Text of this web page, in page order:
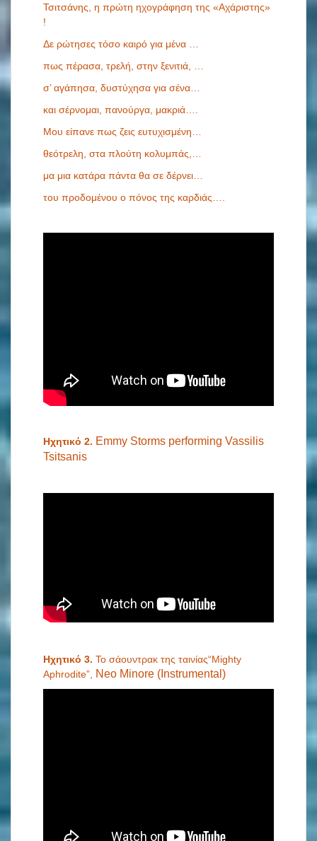
Τσιτσάνης, η πρώτη ηχογράφηση της «Αχάριστης»
!
Δε ρώτησες τόσο καιρό για μένα …
πως πέρασα, τρελή, στην ξενιτιά, …
σ’ αγάπησα, δυστύχησα για σένα…
και σέρνομαι, πανούργα, μακριά….
Μου είπανε πως ζεις ευτυχισμένη…
θεότρελη, στα πλούτη κολυμπάς,…
μα μια κατάρα πάντα θα σε δέρνει…
του προδομένου ο πόνος της καρδιάς….
Ηχητικό 2. Emmy Storms performing Vassilis
Tsitsanis
Ηχητικό 3. Το σάουντρακ της ταινίας“Mighty
Aphrodite”,
Neo Minore (Instrumental)